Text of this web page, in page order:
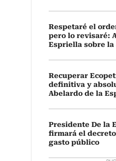
Respetaré el
pero lo revisaré:
Espriella sobre la
Recuperar
definitiva y
Abelardo de la
Presidente De la
firmará el
gasto público